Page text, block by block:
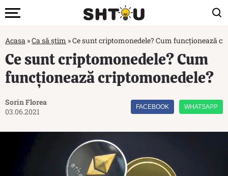
Acasa »Ca să știm »Ce sunt criptomonedele? Cum funcționează
Ce sunt criptomonedele? Cum
funcționează criptomonedele?
Sorin Florea
03.06.2021
FACEBOOK WHATSAPP